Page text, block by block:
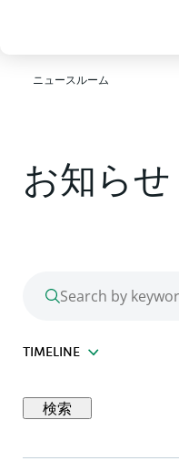
ニュースルーム
お知らせ
TIMELINE
検索